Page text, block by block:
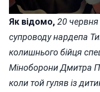
Як відомо, 20 червня
супроводу нардепа
колишнього бійця
Міноборони Дмитра
коли той гуляв із